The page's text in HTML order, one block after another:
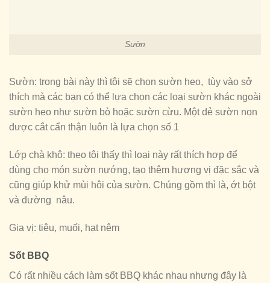
Sườn
Sườn: trong bài này thì tôi sẽ chọn sườn heo, tùy vào sở
thích mà các bạn có thể lựa chọn các loại sườn khác ngoài
sườn heo như sườn bò hoặc sườn cừu. Một dẻ sườn non
được cắt cẩn thận luôn là lựa chọn số 1
Lớp chà khô: theo tôi thấy thì loại này rất thích hợp để
dùng cho món sườn nướng, tạo thêm hương vị đặc sắc và
cũng giúp khử mùi hôi của sườn. Chúng gồm thì là, ớt bột
và đường nâu.
Gia vị: tiêu, muối, hạt nêm
Sốt BBQ
Có rất nhiều cách làm sốt BBQ khác nhau nhưng đây là